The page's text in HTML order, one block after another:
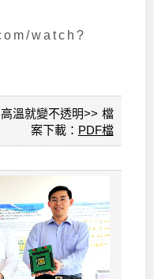
watch?
溫就變不透明>> 檔
案下載： PDF檔